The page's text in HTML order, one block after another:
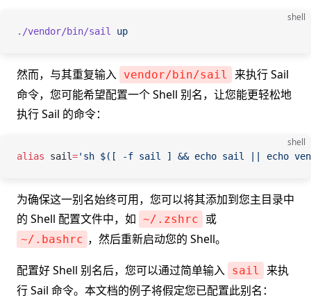
shell
./vendor/bin/sail up
然而，与其重复输入 vendor/bin/sail
来执行 Sail
命令，您可能希望配置一个 Shell 别名，让您能更轻松地
执行 Sail 的命令：
shell
alias sail='sh $([ -f sail ] && echo sail || echo
为确保这一别名始终可用，您可以将其添加到您主目录中
的 Shell 配置文件中，如 ~/.zshrc 或
~/.bashrc ，然后重新启动您的 Shell。
配置好 Shell 别名后，您可以通过简单输入 sail
来执
行 Sail 命令。本文档的例子将假定您已配置此别名：